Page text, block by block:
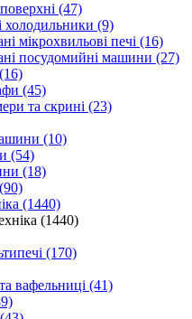
(47)
холодильники (9)
мікрохвильові печі (16)
посудомийні машини (27)
(45)
та скрині (23)
(10)
(54)
(18)
(1440)
(1440)
(170)
вафельниці (41)